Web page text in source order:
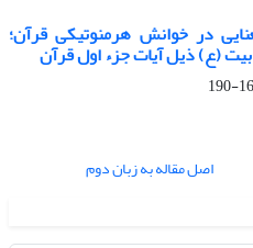
در خوانش هرمنوتیکی قرآن؛
(ع) ذیل آیات جزء اول قرآن
اصل مقاله به زبان دوم